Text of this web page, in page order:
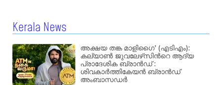
Kerala News
അക്ഷയ തങ്ക മാളിഗൈ’ (എടിഎം):
കല്യാണ്‍ ജുവലേഴ്‌സിന്‍റെ ആദ്യ
പ്രാദേശിക ബ്രാന്‍ഡ് :
ശിവകാര്‍ത്തികേയന്‍ ബ്രാന്‍ഡ്
അംബാസഡര്‍